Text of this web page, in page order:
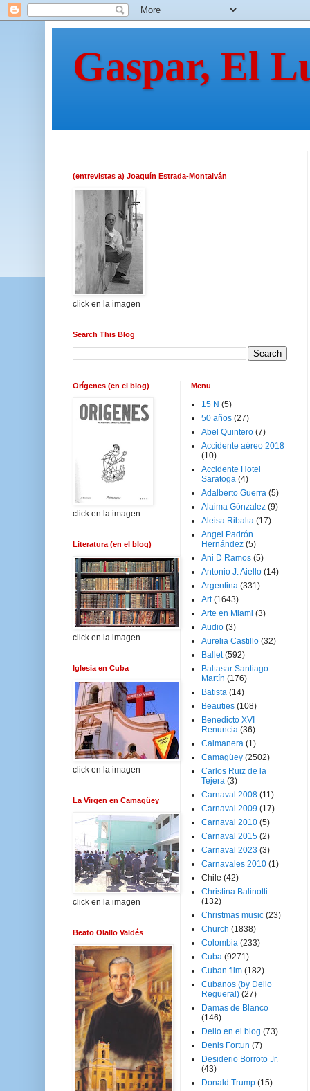
Gaspar, El
(entrevistas a) Joaquín Estrada-Montalván
click en la imagen
Search This Blog
Orígenes (en el blog)
click en la imagen
Literatura (en el blog)
click en la imagen
Iglesia en Cuba
click en la imagen
La Virgen en Camagüey
click en la imagen
Beato Olallo Valdés
Menu
15 N (5)
50 años (27)
Abel Quintero (7)
Accidente aéreo 2018
(10)
Accidente Hotel
Saratoga (4)
Adalberto Guerra (5)
Alaima Gónzalez (9)
Aleisa Ribalta (17)
Angel Padrón
Hernández (5)
Ani D Ramos (5)
Antonio J. Aiello (14)
Argentina (331)
Art (1643)
Arte en Miami (3)
Audio (3)
Aurelia Castillo (32)
Ballet (592)
Baltasar Santiago
Martín (176)
Batista (14)
Beauties (108)
Benedicto XVI
Renuncia (36)
Caimanera (1)
Camagüey (2502)
Carlos Ruiz de la
Tejera (3)
Carnaval 2008 (11)
Carnaval 2009 (17)
Carnaval 2010 (5)
Carnaval 2015 (2)
Carnaval 2023 (3)
Carnavales 2010 (1)
Chile (42)
Christina Balinotti
(132)
Christmas music (23)
Church (1838)
Colombia (233)
Cuba (9271)
Cuban film (182)
Cubanos (by Delio
Regueral) (27)
Damas de Blanco
(146)
Delio en el blog (73)
Denis Fortun (7)
Desiderio Borroto Jr.
(43)
Donald Trump (15)